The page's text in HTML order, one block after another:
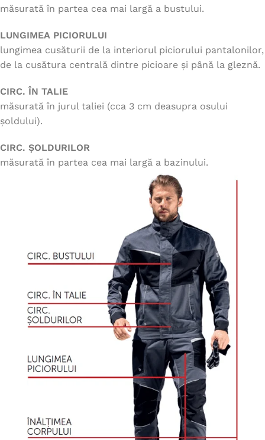
măsurată în partea cea mai largă a bustului.
LUNGIMEA PICIORULUI
lungimea cusăturii de la interiorul piciorului pantalonilor,
de la cusătura centrală dintre picioare și până la gleznă.
CIRC. ÎN TALIE
măsurată în jurul taliei (cca 3 cm deasupra osului
șoldului).
CIRC. ȘOLDURILOR
măsurată în partea cea mai largă a bazinului.